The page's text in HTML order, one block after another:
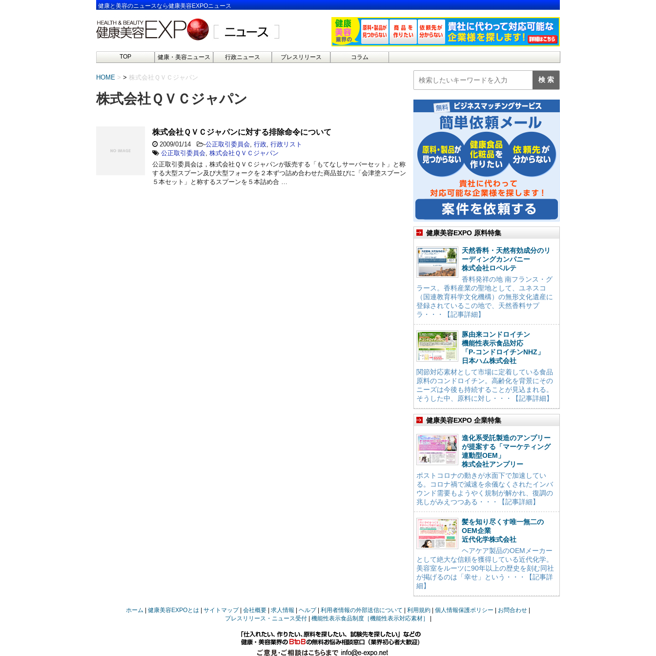
健康と美容のニュースなら健康美容EXPOニュース
TOP 健康・美容ニュース 行政ニュース プレスリリース コラム
HOME > 株式会社ＱＶＣジャパン
株式会社ＱＶＣジャパン
株式会社ＱＶＣジャパンに対する排除命令について
2009/01/14 -公正取引委員会 行政 行政リスト
公正取引委員会 株式会社ＱＶＣジャパン
公正取引委員会は，株式会社ＱＶＣジャパンが販売する「もてなしサーバーセット」と称
する大型スプーン及び大型フォークを２本ずつ詰め合わせた商品並びに「会津塗スプーン
５本セット」と称するスプーンを５本詰め合 …
健康美容EXPO 原料特集
天然香料・天然有効成分のリ
ーディングカンパニー
株式会社ロベルテ
香料発祥の地 南フランス・グ
ラース。香料産業の聖地として、ユネスコ
（国連教育科学文化機構）の無形文化遺産に
登録されているこの地で、天然香料サプ
ラ・・・【記事詳細】
豚由来コンドロイチン
機能性表示食品対応
「P-コンドロイチンNHZ」
日本ハム株式会社
関節対応素材として市場に定着している食品
原料のコンドロイチン。高齢化を背景にその
ニーズは今後も持続することが見込まれる。
そうした中、原料に対し・・・【記事詳細】
健康美容EXPO 企業特集
進化系受託製造のアンプリー
が提案する「マーケティング
連動型OEM」
株式会社アンプリー
ポストコロナの動きが水面下で加速してい
る。コロナ禍で減速を余儀なくされたインバ
ウンド需要もようやく規制が解かれ、復調の
兆しがみえつつある・・・【記事詳細】
髪を知り尽くす唯一無二の
OEM企業
近代化学株式会社
ヘアケア製品のOEMメーカー
として絶大な信頼を獲得している近代化学。
美容室をルーツに90年以上の歴史を刻む同社
が掲げるのは「幸せ」という・・・【記事詳
細】
ホーム 健康美容EXPOとは サイトマップ 会社概要 求人情報 ヘルプ 利用者情報の外部送信について 利用規約 個人情報保護ポリシー
お問合わせ
プレスリリース・ニュース受付
機能性表示食品制度［機能性表示対応素材］